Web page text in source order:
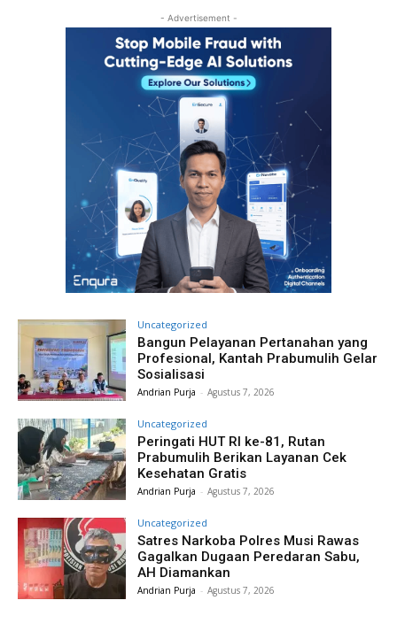
- Advertisement -
Uncategorized
Bangun Pelayanan Pertanahan yang
Profesional, Kantah Prabumulih Gelar
Sosialisasi
Andrian Purja - Agustus 7, 2026
Uncategorized
Peringati HUT RI ke-81, Rutan
Prabumulih Berikan Layanan Cek
Kesehatan Gratis
Andrian Purja - Agustus 7, 2026
Uncategorized
Satres Narkoba Polres Musi Rawas
Gagalkan Dugaan Peredaran Sabu,
AH Diamankan
Andrian Purja - Agustus 7, 2026